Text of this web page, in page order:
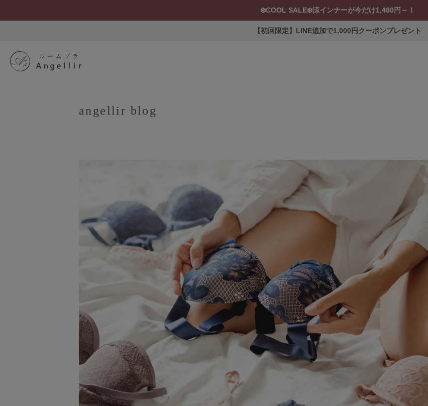
❄️COOL SALE❄️涼インナーが今だけ1,480円～！
【初回限定】LINE追加で1,000円クーポンプレゼント
すべてのブラジャー
人気ランキング
ナイトブラ／夜用ブラ
デイリーブラ／日中用ブラ
全商品一覧
ブラジャー
ブラトップ
ショーツ
ブラショーツセット
その他セット
レッグケア
フェムケア
ルームブラ販売店一覧
サロン卸し問い合わせフォーム
HELP
よくある質問・お問い合わせ
サイズガイド
ショッピングガイド
洗濯方法
angellir blog